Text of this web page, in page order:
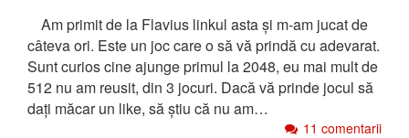
Am primit de la Flavius linkul asta și m-am jucat de
câteva ori. Este un joc care o să vă prindă cu adevarat.
Sunt curios cine ajunge primul la 2048, eu mai mult de
512 nu am reusit, din 3 jocuri. Dacă vă prinde jocul să
dați măcar un like, să știu că nu am…
11 comentarii